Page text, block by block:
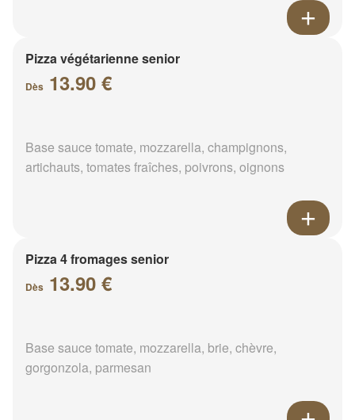
Pizza végétarienne senior
Dès 13.90 €
Base sauce tomate, mozzarella, champignons,
artichauts, tomates fraîches, poivrons, oignons
Pizza 4 fromages senior
Dès 13.90 €
Base sauce tomate, mozzarella, brie, chèvre,
gorgonzola, parmesan